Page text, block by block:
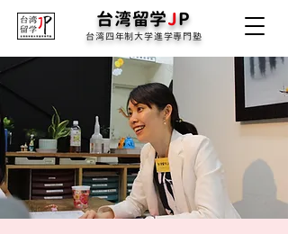
台湾留学JP
台湾四年制大学進学専門塾